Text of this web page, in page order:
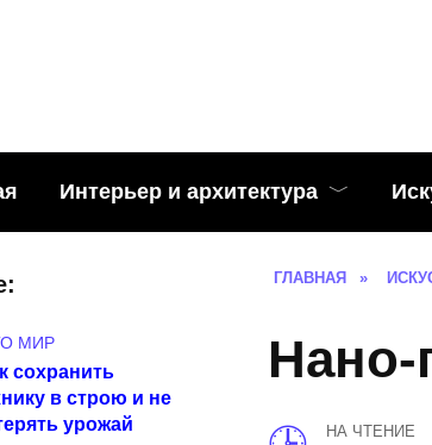
Интерьер и архитектура
ГЛАВНАЯ »
Нано-
НА ЧТЕНИЕ
МИР
сохранить
в строю и не
урожай